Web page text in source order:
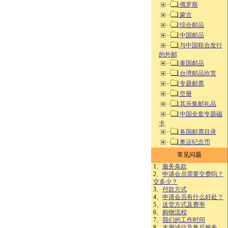
俄罗斯
蒙古
综合邮品
中国邮品
与中国联合发行
的外邮
泰国邮品
台湾邮品欣赏
专题邮票
空册
其乐集邮礼品
中国全套专题磁
卡
各国邮票目录
奥运纪念币
常见问题
1、 服务条款
2、 申请会员需要交费吗？
交多少？
3、 付款方式
4、 申请会员有什么好处？
5、 送货方式及费率
6、 购物流程
7、 我们的工作时间